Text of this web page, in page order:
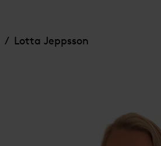
/ Lotta Jeppsson